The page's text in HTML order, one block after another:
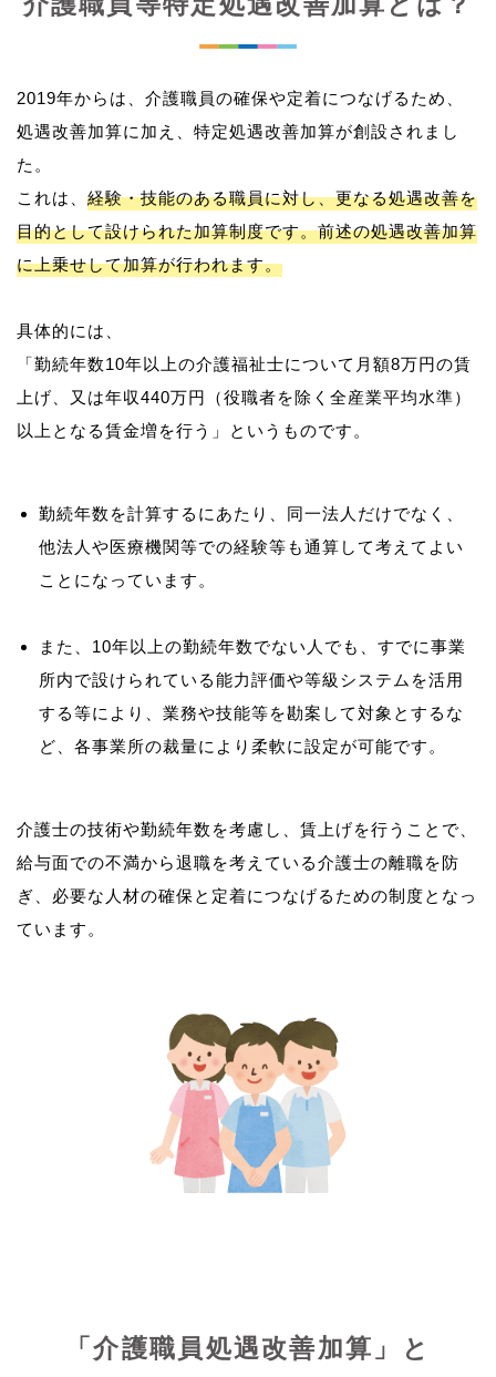
2019年からは、介護職員の確保や定着につなげるため、
処遇改善加算に加え、特定処遇改善加算が創設されまし
た。
これは、 経験・技能のある職員に対し、更なる処遇改善を
目的として設けられた加算制度です。前述の処遇改善加算
に上乗せして加算が行われます。
具体的には、
「勤続年数10年以上の介護福祉士について月額8万円の賃
上げ、又は年収440万円（役職者を除く全産業平均水準）
勤続年数を計算するにあたり、同一法人だけでなく、
他法人や医療機関等での経験等も通算して考えてよい
ことになっています。
また、10年以上の勤続年数でない人でも、すでに事業
所内で設けられている能力評価や等級システムを活用
する等により、業務や技能等を勘案して対象とするな
ど、各事業所の裁量により柔軟に設定が可能です。
介護士の技術や勤続年数を考慮し、賃上げを行うことで、
給与面での不満から退職を考えている介護士の離職を防
ぎ、必要な人材の確保と定着につなげるための制度となっ
ています。
「介護職員処遇改善加算」と